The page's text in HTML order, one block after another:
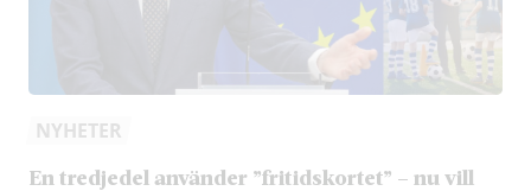
NYHETER
En tredjedel använder ”fritidskortet” – nu vill